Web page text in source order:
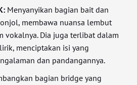
Menyanyikan bagian bait dan
membawa nuansa lembut
vokalnya. Dia juga terlibat dalam
menciptakan isi yang
dan pandangannya.
bagian bridge yang